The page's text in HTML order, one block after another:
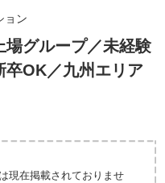
ョン
グループ／未経験
卒OK／九州エリア
現在掲載されておりませ